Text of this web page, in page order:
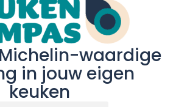
waardige
in jouw eigen
keuken